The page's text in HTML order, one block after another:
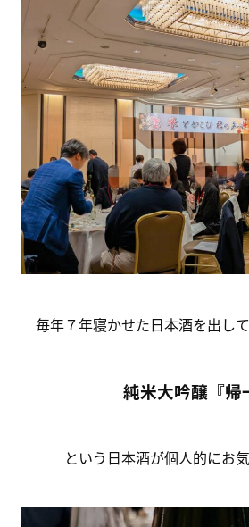
毎年７年寝かせた日本酒を出し
純米大吟醸『帰
という日本酒が個人的にお